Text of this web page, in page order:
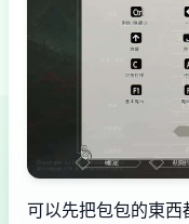
可以先把包包的東西